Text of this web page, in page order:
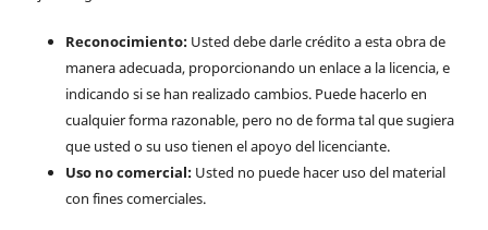
Reconocimiento:Usted debe darle crédito a esta obra de
manera adecuada, proporcionando un enlace a la licencia, e
indicando si se han realizado cambios. Puede hacerlo en
cualquier forma razonable, pero no de forma tal que sugiera
que usted o su uso tienen el apoyo del licenciante.
Uso no comercial:Usted no puede hacer uso del material
con fines comerciales.